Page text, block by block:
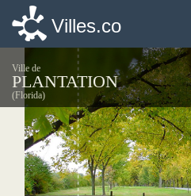
Villes.co
Ville de
PLANTATION
(Florida)
Villes.co